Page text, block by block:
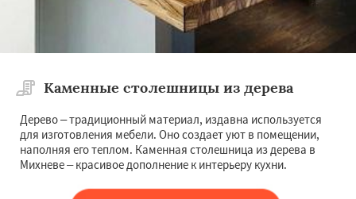
Каменные столешницы из дерева
Дерево – традиционный материал, издавна используется
для изготовления мебели. Оно создает уют в помещении,
наполняя его теплом. Каменная столешница из дерева в
Михневе – красивое дополнение к интерьеру кухни.